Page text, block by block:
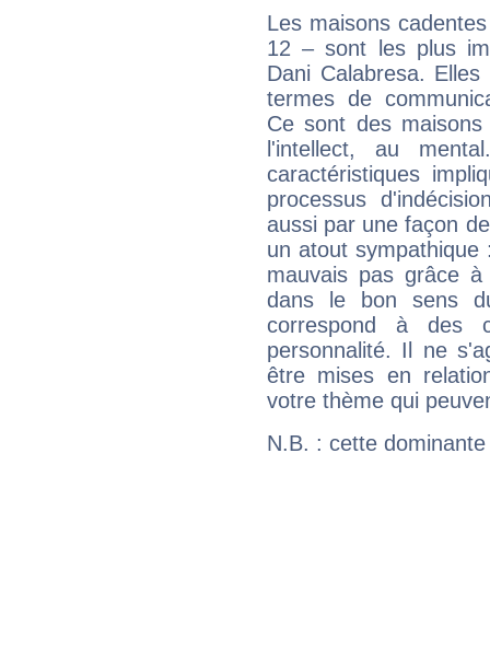
Les maisons
12 – sont les plus
Dani Calabresa.
termes de
Ce sont des
l'intellect, au
caractéristiques
processus
aussi par une façon
un atout
mauvais pas grâce
dans le bon sens
correspond à des
personnalité. Il ne
être mises en
votre thème qui
N.B. : cette